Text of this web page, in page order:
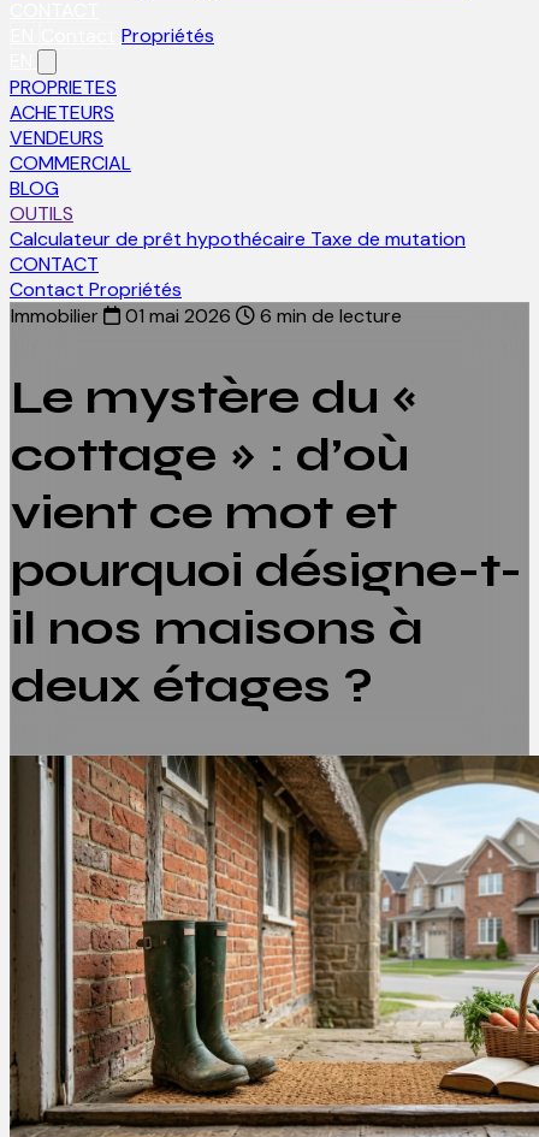
Propriétés
PROPRIETES
ACHETEURS
VENDEURS
COMMERCIAL
BLOG
OUTILS
Calculateur de prêt hypothécaire Taxe de mutation
CONTACT
Contact Propriétés
Immobilier
01 mai 2026 6 min de lecture
Le mystère du «
cottage » : d’où
vient ce mot et
pourquoi désigne-t-
il nos maisons à
deux étages ?